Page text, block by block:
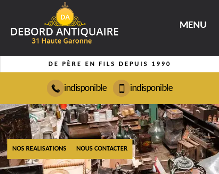
MENU
DE PÈRE EN FILS DEPUIS 1990
indisponible indisponible
NOS REALISATIONS NOUS CONTACTER